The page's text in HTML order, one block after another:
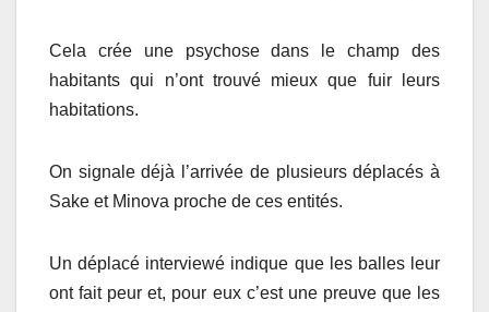
Cela crée une psychose dans le champ des
habitants qui n’ont trouvé mieux que fuir leurs
habitations.
On signale déjà l’arrivée de plusieurs déplacés à
Sake et Minova proche de ces entités.
Un déplacé interviewé indique que les balles leur
ont fait peur et, pour eux c’est une preuve que les